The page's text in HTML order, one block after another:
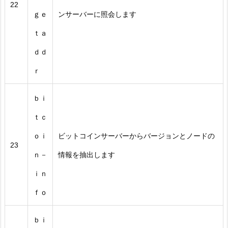
22
ｇｅ
ｔａ
ｄｄ
ｒ
ンサーバーに照会します
23
ｂｉ
ｔｃ
ｏｉ
ｎ－
ｉｎ
ｆｏ
ビットコインサーバーからバージョンとノードの
情報を抽出します
ｂｉ